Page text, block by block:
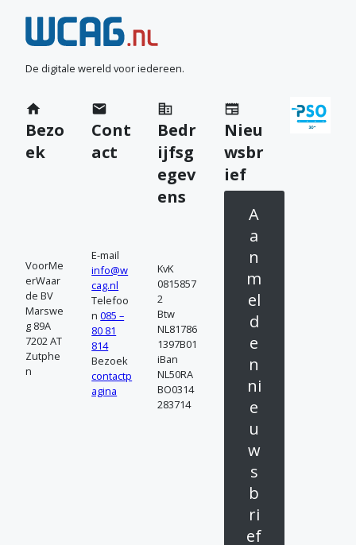
N
e
e
m
c
o
c
t
o
p
De digitale wereld voor iedereen.
Bezo
ek
VoorMe
erWaar
de BV
Marswe
g 89A
7202 AT
Zutphe
n
Cont
act
E-mail
info@w
cag.nl
Telefoo
n085 –
80 81
814
Bezoek
contactp
agina
Bedr
ijfsg
egev
ens
KvK
0815857
2
Btw
NL81786
1397B01
iBan
NL50RA
BO0314
283714
Nieu
wsbr
ief
A
a
n
m
el
d
e
n
ni
e
u
w
s
b
ri
ef